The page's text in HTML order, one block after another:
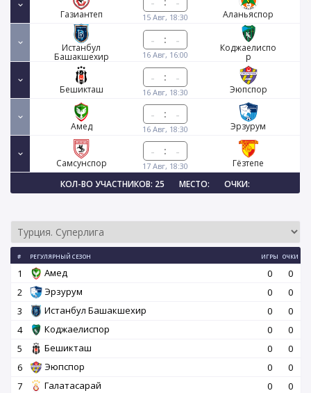
Газиантеп 15 Авг, 18:30 Аланьяспор
Истанбул
Башакшехир
:
16 Авг, 16:00
Коджаелиспо
р
Бешикташ
:
16 Авг, 18:30 Эюпспор
Амед
:
16 Авг, 18:30 Эрзурум
Самсунспор
:
17 Авг, 18:30
Гёзтепе
КОЛ-ВО УЧАСТНИКОВ: 25
МЕСТО: ОЧКИ:
# РЕГУЛЯРНЫЙ СЕЗОН ИГРЫ ОЧКИ
1 Амед 0
0
2
Эрзурум 0
0
3
Истанбул Башакшехир 0
0
4
Коджаелиспор 0
0
5
Бешикташ 0
0
6
Эюпспор 0
0
7
Галатасарай 0
0